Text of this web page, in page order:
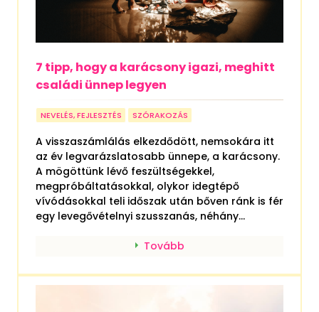
7 tipp, hogy a karácsony igazi, meghitt
családi ünnep legyen
NEVELÉS, FEJLESZTÉS SZÓRAKOZÁS
A visszaszámlálás elkezdődött, nemsokára itt
az év legvarázslatosabb ünnepe, a karácsony.
A mögöttünk lévő feszültségekkel,
megpróbáltatásokkal, olykor idegtépő
vívódásokkal teli időszak után bőven ránk is fér
egy levegővételnyi szusszanás, néhány...
Tovább